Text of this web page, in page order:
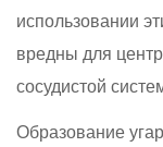
использовании
вредны для
сосудистой
Образование